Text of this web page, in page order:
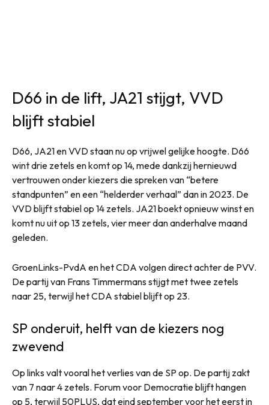
D66 in de lift, JA21 stijgt, VVD
blijft stabiel
D66, JA21 en VVD staan nu op vrijwel gelijke hoogte. D66
wint drie zetels en komt op 14, mede dankzij hernieuwd
vertrouwen onder kiezers die spreken van “betere
standpunten” en een “helderder verhaal” dan in 2023. De
VVD blijft stabiel op 14 zetels. JA21 boekt opnieuw winst en
komt nu uit op 13 zetels, vier meer dan anderhalve maand
geleden.
GroenLinks-PvdA en het CDA volgen direct achter de PVV.
De partij van Frans Timmermans stijgt met twee zetels
naar 25, terwijl het CDA stabiel blijft op 23.
SP onderuit, helft van de kiezers nog
zwevend
Op links valt vooral het verlies van de SP op. De partij zakt
van 7 naar 4 zetels. Forum voor Democratie blijft hangen
op 5, terwijl 50PLUS, dat eind september voor het eerst in